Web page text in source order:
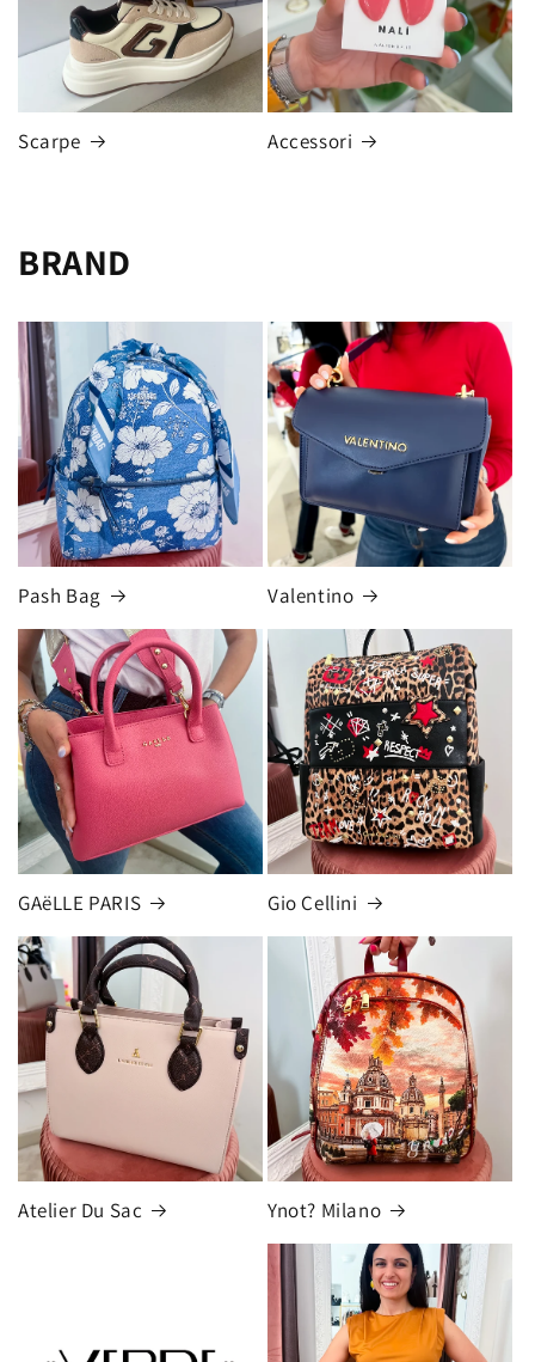
Scarpe Accessori
BRAND
Pash Bag Valentino
GAëLLE PARIS Gio Cellini
Atelier Du Sac Ynot? Milano